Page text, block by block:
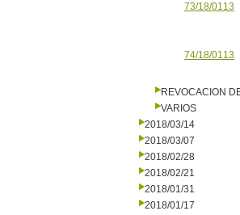
73/18/0113
74/18/0113
REVOCACION
VARIOS
2018/03/14
2018/03/07
2018/02/28
2018/02/21
2018/01/31
2018/01/17